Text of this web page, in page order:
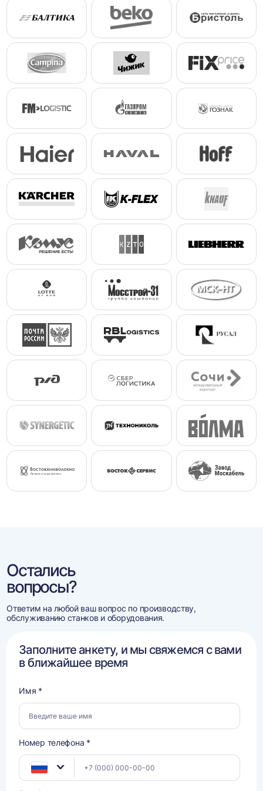
Остались
вопросы?
Ответим на любой ваш вопрос по производству,
обслуживанию станков и оборудования.
Заполните анкету, и мы свяжемся с вами
в ближайшее время
Имя *
Номер телефона *